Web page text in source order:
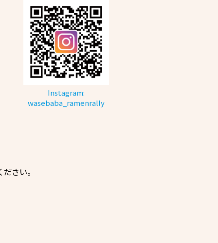
Instagram:
wasebaba_ramenrally
さい。